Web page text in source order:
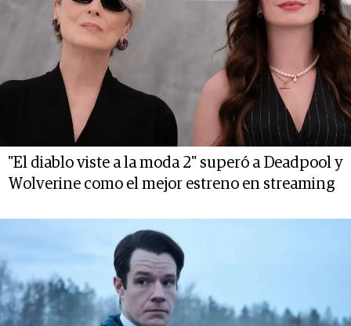
"El diablo viste a la moda 2" superó a Deadpool y
Wolverine como el mejor estreno en streaming